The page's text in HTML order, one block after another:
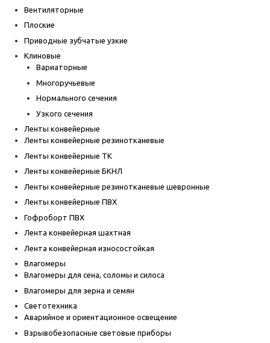
Вентиляторные
Плоские
Приводные зубчатые узкие
Клиновые
Вариаторные
Многоручьевые
Нормального сечения
Узкого сечения
Ленты конвейерные
Ленты конвейерные резинотканевые
Ленты конвейерные ТК
Ленты конвейерные БКНЛ
Ленты конвейерные резинотканевые шевронные
Ленты конвейерные ПВХ
Гофроборт ПВХ
Лента конвейерная шахтная
Лента конвейерная износостойкая
Влагомеры
Влагомеры для сена, соломы и силоса
Влагомеры для зерна и семян
Светотехника
Аварийное и ориентационное освещение
Взрывобезопасные световые приборы